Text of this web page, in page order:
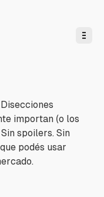
importan (o los
spoilers. Sin
podés usar